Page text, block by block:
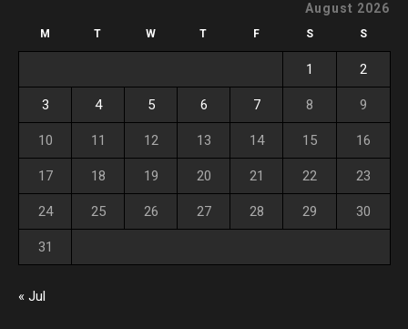
August 2026
M T W T F S S
1 2
3 4 5 6 7 8 9
10 11 12 13 14 15 16
17 18 19 20 21 22 23
24 25 26 27 28 29 30
31
« Jul